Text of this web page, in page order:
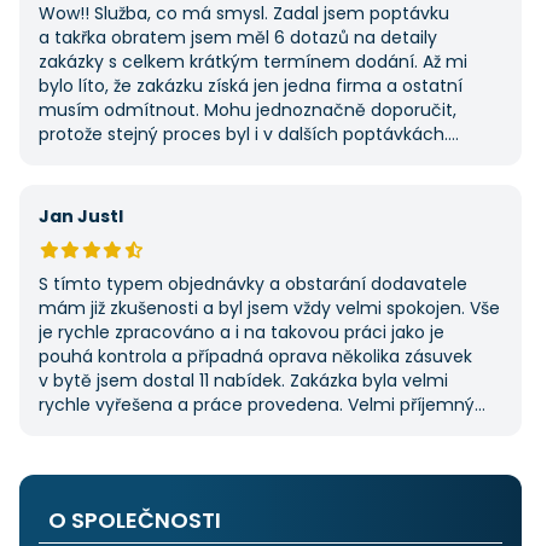
Wow!! Služba, co má smysl. Zadal jsem poptávku
a takřka obratem jsem měl 6 dotazů na detaily
zakázky s celkem krátkým termínem dodání. Až mi
bylo líto, že zakázku získá jen jedna firma a ostatní
musím odmítnout. Mohu jednoznačně doporučit,
protože stejný proces byl i v dalších poptávkách.
Jan Justl
S tímto typem objednávky a obstarání dodavatele
mám již zkušenosti a byl jsem vždy velmi spokojen. Vše
je rychle zpracováno a i na takovou práci jako je
pouhá kontrola a případná oprava několika zásuvek
v bytě jsem dostal 11 nabídek. Zakázka byla velmi
rychle vyřešena a práce provedena. Velmi příjemný
po všech stránkách plně spolehnout.
O SPOLEČNOSTI